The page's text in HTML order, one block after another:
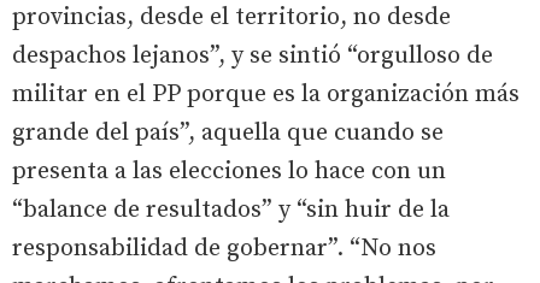
provincias, desde el territorio, no desde
despachos lejanos”, y se sintió “orgulloso de
militar en el PP porque es la organización más
grande del país”, aquella que cuando se
presenta a las elecciones lo hace con un
“balance de resultados” y “sin huir de la
responsabilidad de gobernar”. “No nos